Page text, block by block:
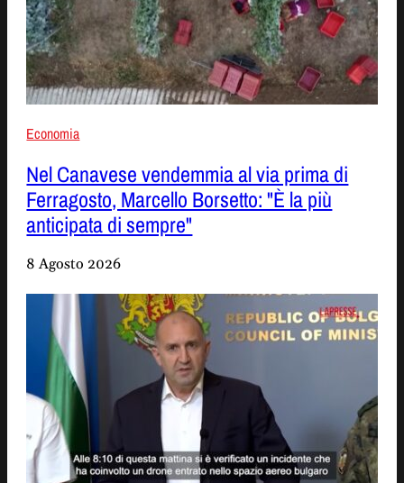
Economia
Nel Canavese vendemmia al via prima di
Ferragosto, Marcello Borsetto: "È la più
anticipata di sempre"
8 Agosto 2026